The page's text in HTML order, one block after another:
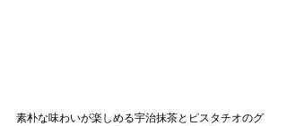
素朴な味わいが楽しめる宇治抹茶とピスタチオのグ